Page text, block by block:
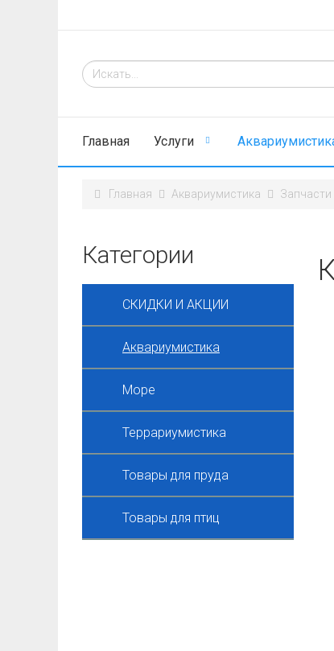
Главная Услуги
Главная Аквариумистика Запчасти
Категории
СКИДКИ И АКЦИИ
Аквариумистика
Море
Террариумистика
Товары для пруда
Товары для птиц